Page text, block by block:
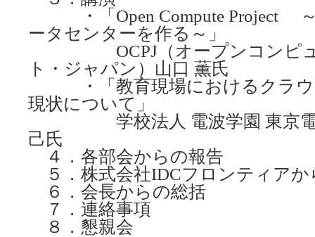
・「Open Compute Project ～
ータセンターを作る～」
OCPJ（オープンコンピュ
ト・ジャパン）山口 薫氏
・「教育現場におけるクラウ
現状について」
学校法人 電波学園 東京電子
己氏
４．各部会からの報告
５．株式会社IDCフロンティアか
６．会長からの総括
７．連絡事項
８．懇親会